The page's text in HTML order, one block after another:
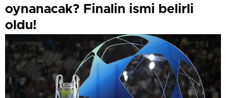
oynanacak? Finalin ismi belirli
oldu!